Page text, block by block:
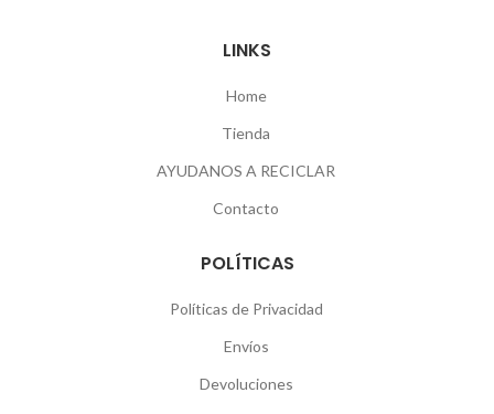
LINKS
Home
Tienda
AYUDANOS A RECICLAR
Contacto
POLÍTICAS
Políticas de Privacidad
Envíos
Devoluciones